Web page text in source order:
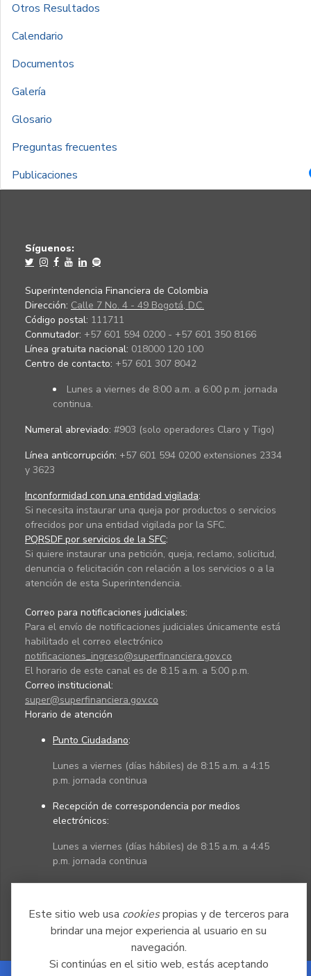
Este sitio web usa cookiespropias y de terceros para
brindar una mejor experiencia al usuario en su
navegación.
Si continúas en el sitio web, estás aceptando
Otros Resultados
Calendario
Documentos
Galería
Glosario
Preguntas frecuentes
Publicaciones
Síguenos:
Superintendencia Financiera de Colombia
Dirección: Calle 7 No. 4 - 49 Bogotá, D.C.
Código postal: 111711
Conmutador: +57 601 594 0200 - +57 601 350 8166
Línea gratuita nacional: 018000 120 100
Centro de contacto: +57 601 307 8042
Lunes a viernes de 8:00 a.m. a 6:00 p.m. jornada
continua.
Numeral abreviado: #903 (solo operadores Claro y Tigo)
Línea anticorrupción: +57 601 594 0200 extensiones 2334
y 3623
Inconformidad con una entidad vigilada:
Si necesita instaurar una queja por productos o servicios
ofrecidos por una entidad vigilada por la SFC.
PQRSDF por servicios de la SFC:
Si quiere instaurar una petición, queja, reclamo, solicitud,
denuncia o felicitación con relación a los servicios o a la
atención de esta Superintendencia.
Correo para notificaciones judiciales:
Para el envío de notificaciones judiciales únicamente está
habilitado el correo electrónico
notificaciones_ingreso@superfinanciera.gov.co
El horario de este canal es de 8:15 a.m. a 5:00 p.m.
Correo institucional:
super@superfinanciera.gov.co
Horario de atención
Punto Ciudadano:
Lunes a viernes (días hábiles) de 8:15 a.m. a 4:15
p.m. jornada continua
Recepción de correspondencia por medios
electrónicos:
Lunes a viernes (días hábiles) de 8:15 a.m. a 4:45
p.m. jornada continua